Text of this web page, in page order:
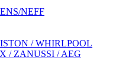
NEFF
/ WHIRLPOOL
/ ZANUSSI / AEG